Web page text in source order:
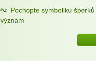
Pochopte symboliku
význam